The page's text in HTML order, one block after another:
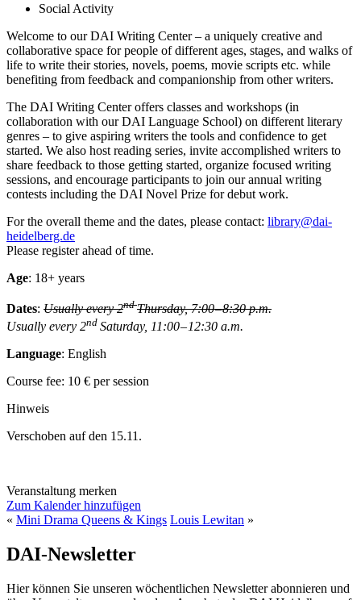
Social Activity
Welcome to our DAI Writing Center – a uniquely ­creative and
collaborative space for people of different ages, stages, and walks of
life to write their stories, novels, poems, movie scripts etc. while
benefiting from feedback and companionship from other writers.
The DAI Writing Center offers classes and workshops (in
collaboration with our DAI Language School) on different literary
genres – to give aspiring writers the tools and confidence to get
started. We also host reading series, invite accomplished writers to
share feedback to those getting started, organize focused writing
sessions, and encourage participants to join our annual writing
contests including the DAI Novel Prize for debut work.
For the overall theme and the dates, please contact: library@dai-
heidelberg.de
Please register ahead of time.
Age: 18+ years
Dates: Usually every 2ndThursday, 7:00 – 8:30 p.m.
Usually every 2nd Saturday, 11:00 – 12:30 a.m.
Language: English
Course fee: 10 € per session
Hinweis
Verschoben auf den 15.11.
Veranstaltung merken
Zum Kalender hinzufügen
« Mini Drama Queens & Kings Louis Lewitan »
DAI-Newsletter
Hier können Sie unseren wöchentlichen Newsletter abonnieren und